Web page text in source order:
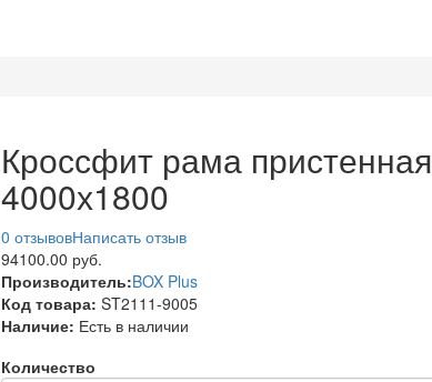
Кроссфит рама пристенная
4000х1800
0 отзывовНаписать отзыв
94100.00 руб.
Производитель:BOX Plus
Код товара: ST2111-9005
Наличие: Есть в наличии
Количество